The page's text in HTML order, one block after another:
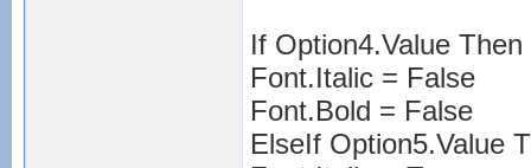
If Option4.Value Then
Font.Italic = False
Font.Bold = False
ElseIf Option5.Value